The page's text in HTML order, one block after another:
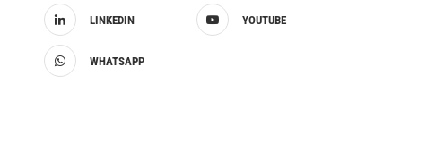
LINKEDIN YOUTUBE
WHATSAPP